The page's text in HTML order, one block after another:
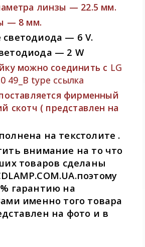
линзы — 22.5 мм.
— 8 мм.
— 6 V.
— 2 W
можно соединить с LG
49_B type ссылка
фирменный
скотч ( представлен на
на текстолите .
внимание на то что
товаров сделаны
гарантию на
именно того товара
на фото и в